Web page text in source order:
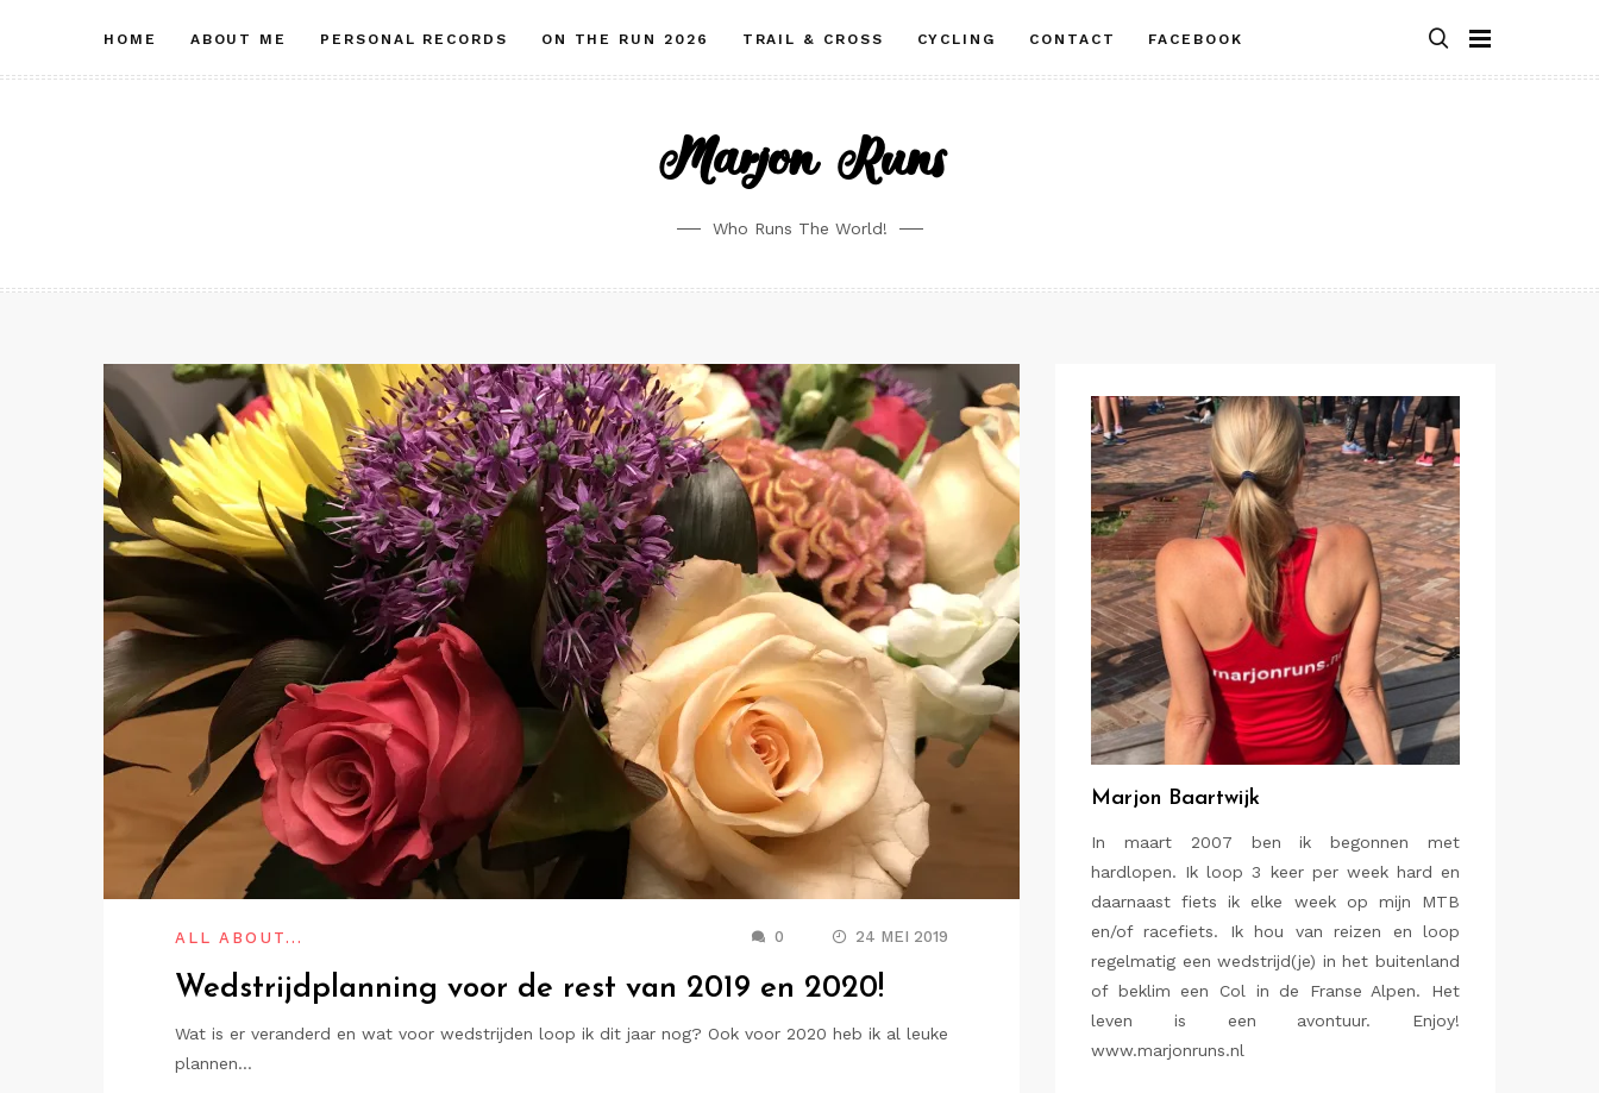
content
HOME ABOUT ME PERSONAL RECORDS ON THE RUN 2026 TRAIL & CROSS CYCLING CONTACT FACEBOOK
Marjon Runs
Who Runs The World!
ALL ABOUT... 0 24 MEI 2019
Wedstrijdplanning voor de rest van 2019 en 2020!
Wat is er veranderd en wat voor wedstrijden loop ik dit jaar nog? Ook voor 2020 heb ik al leuke
plannen…
Marjon Baartwijk
In maart 2007 ben ik begonnen met
hardlopen. Ik loop 3 keer per week hard en
daarnaast fiets ik elke week op mijn MTB
en/of racefiets. Ik hou van reizen en loop
regelmatig een wedstrijd(je) in het buitenland
of beklim een Col in de Franse Alpen. Het
leven is een avontuur. Enjoy!
www.marjonruns.nl